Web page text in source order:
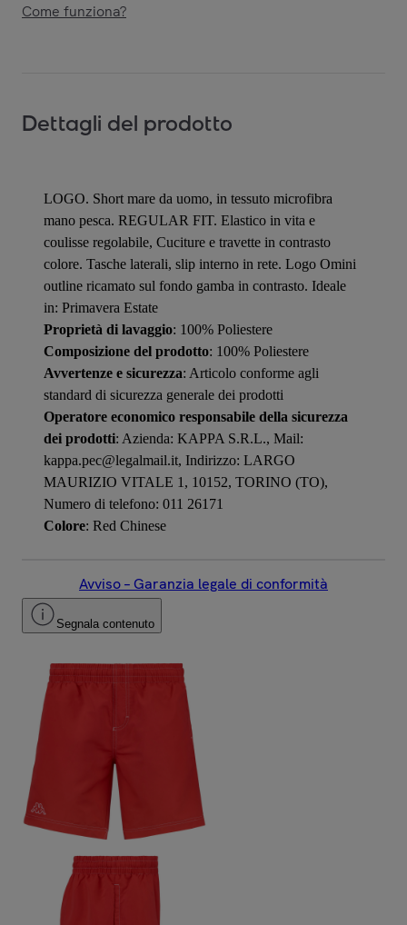
Come funziona?
Dettagli del prodotto
LOGO. Short mare da uomo, in tessuto microfibra
mano pesca. REGULAR FIT. Elastico in vita e
coulisse regolabile, Cuciture e travette in contrasto
colore. Tasche laterali, slip interno in rete. Logo Omini
outline ricamato sul fondo gamba in contrasto. Ideale
in: Primavera Estate
Proprietà di lavaggio: 100% Poliestere
Composizione del prodotto: 100% Poliestere
Avvertenze e sicurezza: Articolo conforme agli
standard di sicurezza generale dei prodotti
Operatore economico responsabile della sicurezza
dei prodotti: Azienda: KAPPA S.R.L., Mail:
kappa.pec@legalmail.it, Indirizzo: LARGO
MAURIZIO VITALE 1, 10152, TORINO (TO),
Numero di telefono: 011 26171
Colore: Red Chinese
Avviso – Garanzia legale di conformità
Segnala contenuto